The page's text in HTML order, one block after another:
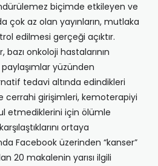
biçimde etkileyen ve
çok az olan yayınların, mutlaka
edilmesi gerçeği açıktır.
bazı onkoloji hastalarının
yüzünden
tedavi altında edindikleri
cerrahi girişimleri, kemoterapiyi
etmediklerini için ölümle
ortaya
Facebook üzerinden “kanser”
20 makalenin yarısı ilgili